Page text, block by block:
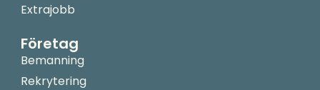
Extrajobb
Företag
Bemanning
Rekrytering